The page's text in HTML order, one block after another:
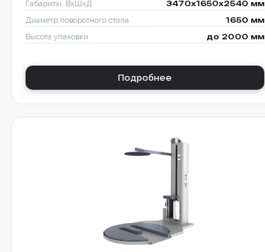
Габариты, ВхШхД 3470х1650х2540 мм
Диаметр поворотного стола 1650 мм
Высота упаковки до 2000 мм
Подробнее